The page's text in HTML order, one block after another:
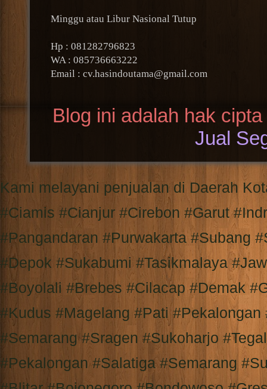
Minggu atau Libur Nasional Tutup
Hp : 081282796823
WA : 085736663222
Email : cv.hasindoutama@gmail.com
Blog ini adalah hak
Jual
Kami melayani penjualan di Daerah
#Ciamis #Cianjur #Cirebon #Garut
#Pangandaran #Purwakarta #Subang
#Depok #Sukabumi #Tasikmalaya
#Boyolali #Brebes #Cilacap #Demak
#Kudus #Magelang #Pati
#Semarang #Sragen #Sukoharjo
#Pekalongan #Salatiga #Semarang